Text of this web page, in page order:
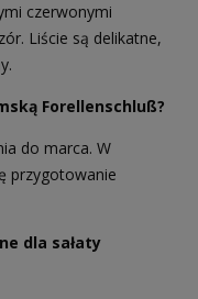
czerwonymi
Liście są delikatne,
Forellenschluß?
do marca. W
przygotowanie
dla sałaty